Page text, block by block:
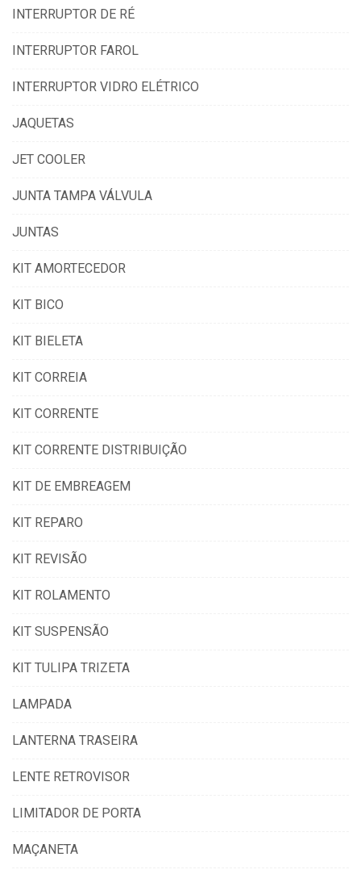
INTERRUPTOR DE RÉ
INTERRUPTOR FAROL
INTERRUPTOR VIDRO ELÉTRICO
JAQUETAS
JET COOLER
JUNTA TAMPA VÁLVULA
JUNTAS
KIT AMORTECEDOR
KIT BICO
KIT BIELETA
KIT CORREIA
KIT CORRENTE
KIT CORRENTE DISTRIBUIÇÃO
KIT DE EMBREAGEM
KIT REPARO
KIT REVISÃO
KIT ROLAMENTO
KIT SUSPENSÃO
KIT TULIPA TRIZETA
LAMPADA
LANTERNA TRASEIRA
LENTE RETROVISOR
LIMITADOR DE PORTA
MAÇANETA